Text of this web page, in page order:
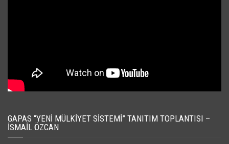
GAPAS “YENI MÜLKIYET SISTEMI” TANITIM TOPLANTISI –
İSMAIL ÖZCAN